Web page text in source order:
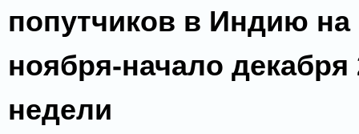
попутчиков в Индию на
ноября-начало декабря
недели